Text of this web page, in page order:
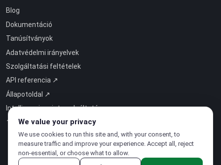
Blog
Dokumentáció
Tanúsítványok
Adatvédelmi irányelvek
Szolgáltatási feltételek
API referencia ↗
Állapotoldal ↗
Intelligencia mint szolgáltatás
↗
We value your privacy
We use cookies to run this site and, with your consent, to
measure traffic and improve your experience. Accept all, reject
non-essential, or choose what to allow.